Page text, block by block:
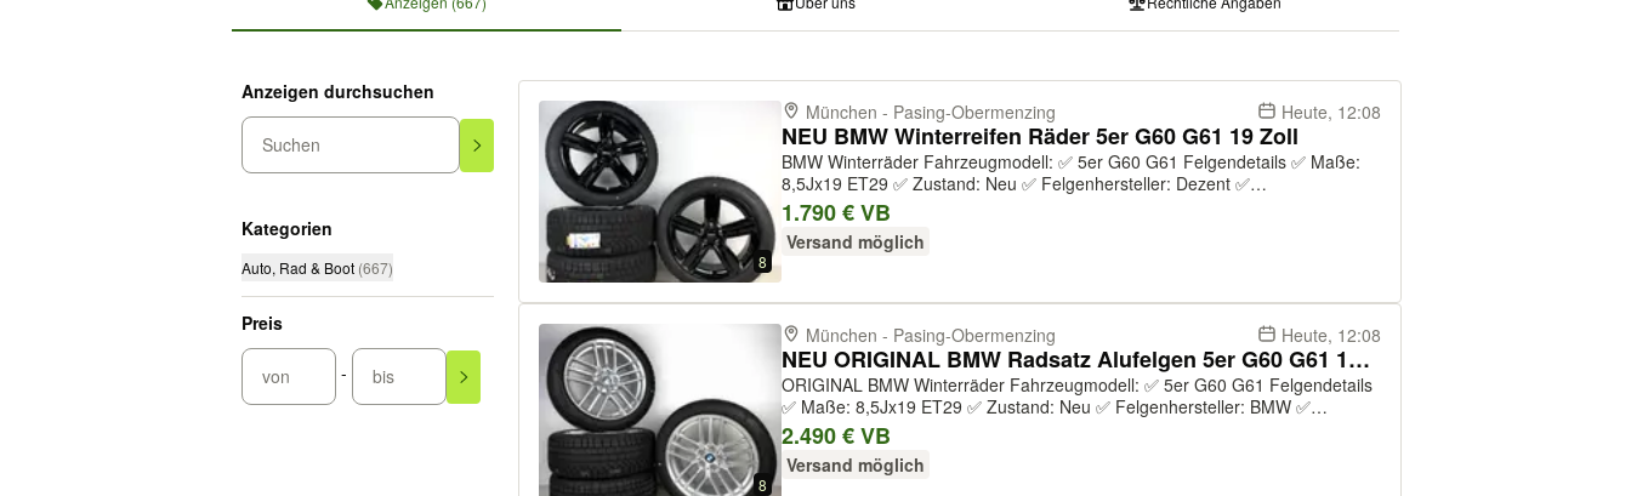
Anzeigen durchsuchen
Suchen
Kategorien
Auto, Rad & Boot (667)
Preis
von - bis
8
München - Pasing-Obermenzing Heute, 12:08
NEU BMW Winterreifen Räder 5er G60 G61 19 Zoll
BMW Winterräder Fahrzeugmodell: ✅ 5er G60 G61 Felgendetails ✅ Maße:
8,5Jx19 ET29 ✅ Zustand: Neu ✅ Felgenhersteller: Dezent ✅
Herstellernummer: KBA55167 ✅ Felgenmodell: KBA55167 ✅ Farbe:
1.790 € VB
Versand möglich
8
München - Pasing-Obermenzing Heute, 12:08
NEU ORIGINAL BMW Radsatz Alufelgen 5er G60 G61 19 Zoll 933
ORIGINAL BMW Winterräder Fahrzeugmodell: ✅ 5er G60 G61 Felgendetails
✅ Maße: 8,5Jx19 ET29 ✅ Zustand: Neu ✅ Felgenhersteller: BMW ✅
Herstellernummer: 36115A324D6 ✅ Felgenmodell: 933 ✅ Farbe: Refined
Silver ✅ Druckkontrollsystem: Ja ✅ Original: J...
2.490 € VB
Versand möglich